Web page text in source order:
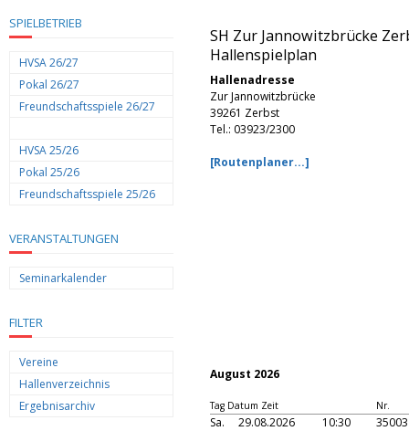
SPIELBETRIEB
HVSA 26/27
Pokal 26/27
Freundschaftsspiele 26/27
HVSA 25/26
Pokal 25/26
Freundschaftsspiele 25/26
VERANSTALTUNGEN
Seminarkalender
FILTER
Vereine
Hallenverzeichnis
Ergebnisarchiv
SH Zur Jannowitzbrücke
Hallenspielplan
Hallenadresse
Zur Jannowitzbrücke
39261 Zerbst
Tel.: 03923/2300
[Routenplaner...]
August 2026
Tag Datum Zeit Nr.
Sa. 29.08.2026 10:30 35003